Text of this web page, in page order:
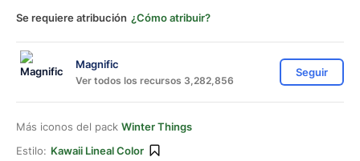
Se requiere atribución ¿Cómo atribuir?
Magnific
Ver todos los recursos 3,282,856
Seguir
Más iconos del pack Winter Things
Estilo: Kawaii Lineal Color